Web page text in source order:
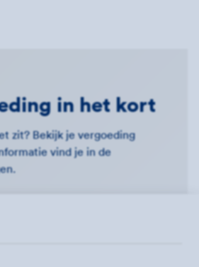
in het kort
zit? Bekijk je vergoeding
vind je in de